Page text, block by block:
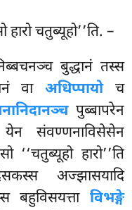
हारो चतुब्यूहो’’ति. –
बुद्धानं तस्स
वाअधिप्पायोच
पुब्बापरेन
संवण्णनाविसेसेन
‘‘चतुब्यूहो हारो’’ति
देसकस्स अज्झासयादि
बहुविसयत्ता विभङ्गे